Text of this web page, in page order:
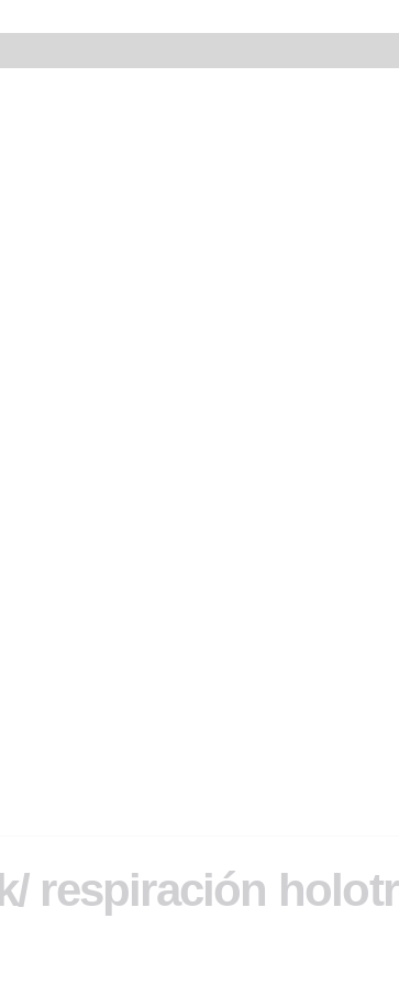
respiración